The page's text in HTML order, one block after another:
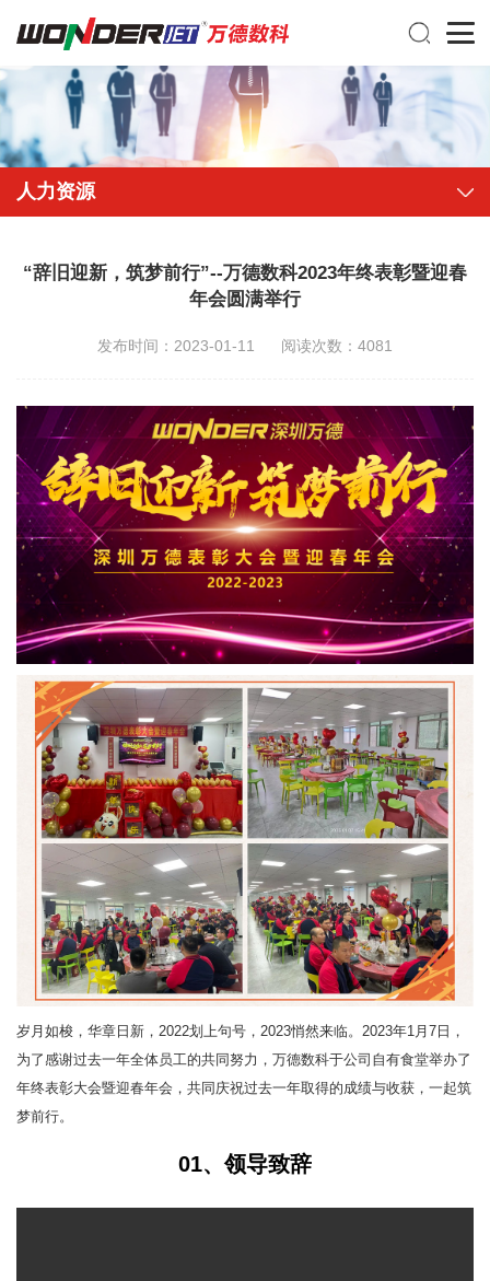
人力资源
“辞旧迎新，筑梦前行”--万德数科2023年终表彰暨迎春
年会圆满举行
发布时间：2023-01-11 阅读次数：4081
岁月如梭，华章日新，2022划上句号，2023悄然来临。2023年1月7日，
为了感谢过去一年全体员工的共同努力，万德数科于公司自有食堂举办了
年终表彰大会暨迎春年会，共同庆祝过去一年取得的成绩与收获，一起筑
梦前行。
01、领导致辞